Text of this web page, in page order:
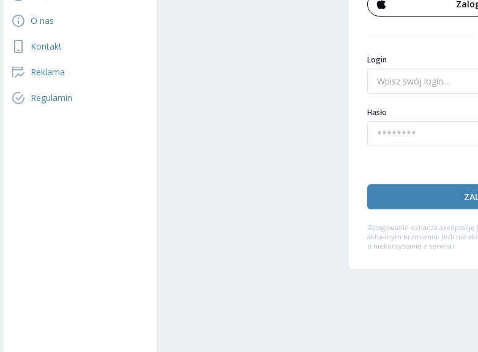
O nas
Kontakt
Reklama
Regulamin
Login
Hasło
Zalogowanie oznacza akceptację
aktualnym brzmieniu. Jeśli nie
o niekorzystanie z serwisu.